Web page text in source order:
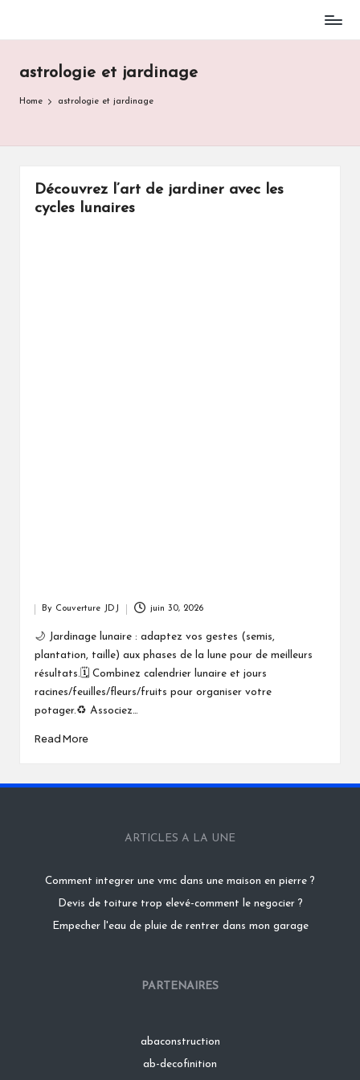
contentastrologie et jardinage
Home astrologie et jardinage
Découvrez l’art de jardiner avec les
cycles lunaires
by
By Couverture JDJ juin 30, 2026
🌙 Jardinage lunaire : adaptez vos gestes (semis,
plantation, taille) aux phases de la lune pour de meilleurs
résultats.🗓️ Combinez calendrier lunaire et jours
racines/feuilles/fleurs/fruits pour organiser votre
potager.♻️ Associez…
Read More
ARTICLES A LA UNE
Comment integrer une vmc dans une maison en pierre ?
Devis de toiture trop elevé-comment le negocier ?
Empecher l'eau de pluie de rentrer dans mon garage
PARTENAIRES
abaconstruction
ab-decofinition